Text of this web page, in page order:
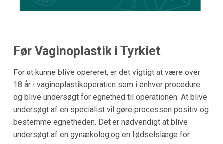
Før Vaginoplastik i Tyrkiet
For at kunne blive opereret, er det vigtigt at være over
18 år i vaginoplastikoperation som i enhver procedure
og blive undersøgt for egnethed til operationen. At blive
undersøgt af en specialist vil gøre processen positiv og
bestemme egnetheden. Det er nødvendigt at blive
undersøgt af en gynækolog og en fødselslæge for